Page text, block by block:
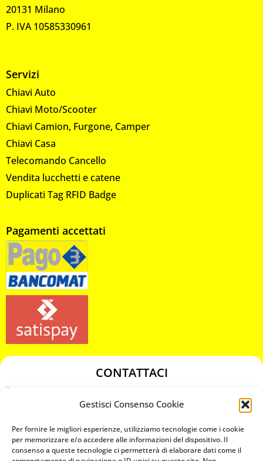
Gestisci Consenso Cookie
Per fornire le migliori esperienze, utilizziamo tecnologie come i cookie
per memorizzare e/o accedere alle informazioni del dispositivo. Il
consenso a queste tecnologie ci permetterà di elaborare dati come il
20131 Milano
P. IVA 10585330961
Servizi
Chiavi Auto
Chiavi Moto/Scooter
Chiavi Camion, Furgone, Camper
Chiavi Casa
Telecomando Cancello
Vendita lucchetti e catene
Duplicati Tag RFID Badge
Pagamenti accettati
CONTATTACI
chiavicodificate@gmail.com